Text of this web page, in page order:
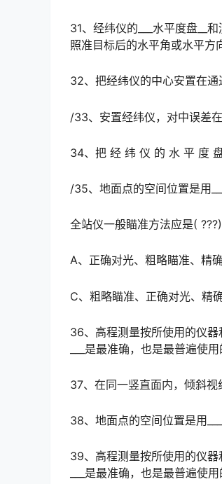
31、经纬仪的___水平度盘__
照准目标后的水平角或水平方
32、把经纬仪的中心安置在通
/33、安置经纬仪，对中误差在
34、把 经 纬 仪 的 水 平 度
/35、地面点的空间位置是用
全站仪一般瞄准方法应是( ???)
A、正确对光、粗略瞄准、精
C、粗略瞄准、正确对光、精
36、高程测量按所使用的仪
___是最准确，也是最普遍使用
37、在同一竖直面内，倾斜视
38、地面点的空间位置是用
39、高程测量按所使用的仪
___是最准确，也是最普遍使用